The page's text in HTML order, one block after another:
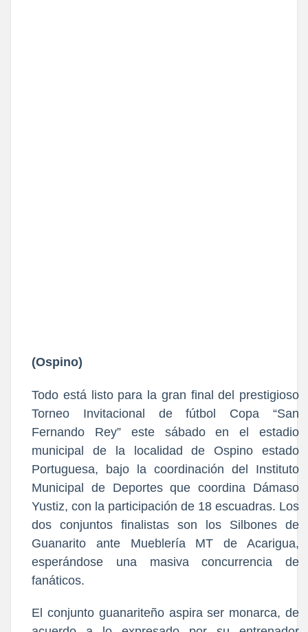
(Ospino)
Todo está listo para la gran final del prestigioso
Torneo Invitacional de fútbol Copa “San
Fernando Rey” este sábado en el estadio
municipal de la localidad de Ospino estado
Portuguesa, bajo la coordinación del Instituto
Municipal de Deportes que coordina Dámaso
Yustiz, con la participación de 18 escuadras. Los
dos conjuntos finalistas son los Silbones de
Guanarito ante Mueblería MT de Acarigua,
esperándose una masiva concurrencia de
fanáticos.
El conjunto guanariteño aspira ser monarca, de